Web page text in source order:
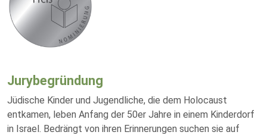
Jurybegründung
Jüdische Kinder und Jugendliche, die dem Holocaust
entkamen, leben Anfang der 50er Jahre in einem Kinderdorf
in Israel. Bedrängt von ihren Erinnerungen suchen sie auf